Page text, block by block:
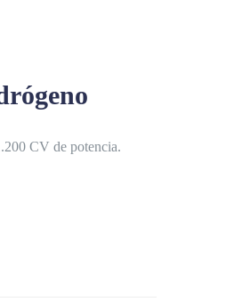
CV de potencia.